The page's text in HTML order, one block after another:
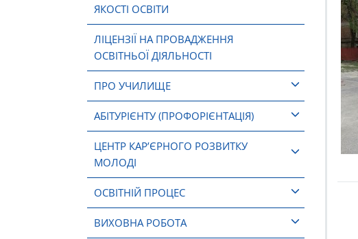
ЯКОСТІ ОСВІТИ
ЛІЦЕНЗІЇ НА ПРОВАДЖЕННЯ
ОСВІТНЬОЇ ДІЯЛЬНОСТІ
ПРО УЧИЛИЩЕ
АБІТУРІЄНТУ (ПРОФОРІЄНТАЦІЯ)
ЦЕНТР КАР’ЄРНОГО РОЗВИТКУ
МОЛОДІ
ОСВІТНІЙ ПРОЦЕС
ВИХОВНА РОБОТА